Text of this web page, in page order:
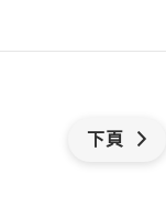
下頁